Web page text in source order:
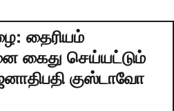
தைரியம்
கைது செய்யட்டும்
குஸ்டாவோ